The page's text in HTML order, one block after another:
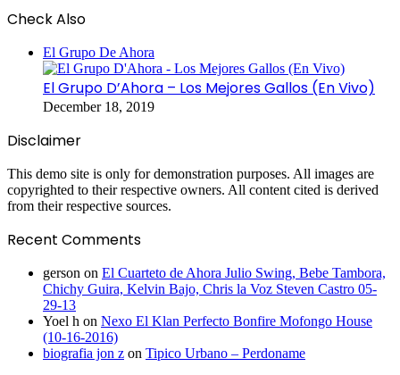
Check Also
El Grupo De Ahora
El Grupo D’Ahora – Los Mejores Gallos (En Vivo)
December 18, 2019
Disclaimer
This demo site is only for demonstration purposes. All images are
copyrighted to their respective owners. All content cited is derived
from their respective sources.
Recent Comments
gerson on El Cuarteto de Ahora Julio Swing, Bebe Tambora,
Chichy Guira, Kelvin Bajo, Chris la Voz Steven Castro 05-
29-13
Yoel h on Nexo El Klan Perfecto Bonfire Mofongo House
(10-16-2016)
biografia jon z on Tipico Urbano – Perdoname